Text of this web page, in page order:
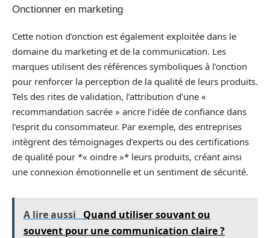
Onctionner en marketing
Cette notion d’onction est également exploitée dans le
domaine du marketing et de la communication. Les
marques utilisent des références symboliques à l’onction
pour renforcer la perception de la qualité de leurs produits.
Tels des rites de validation, l’attribution d’une «
recommandation sacrée » ancre l’idée de confiance dans
l’esprit du consommateur. Par exemple, des entreprises
intègrent des témoignages d’experts ou des certifications
de qualité pour *« oindre »* leurs produits, créant ainsi
une connexion émotionnelle et un sentiment de sécurité.
A lire aussi
Quand utiliser souvant ou
souvent pour une communication claire ?